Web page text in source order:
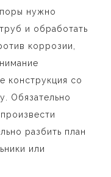
нужно
и обработать
коррозии,
конструкция со
Обязательно
разбить план
или